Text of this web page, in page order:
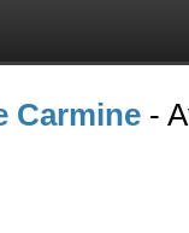
Carmine -